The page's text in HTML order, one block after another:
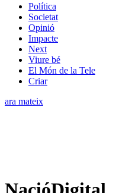
Política
Societat
Opinió
Impacte
Next
Viure bé
El Món de la Tele
Criar
ara mateix